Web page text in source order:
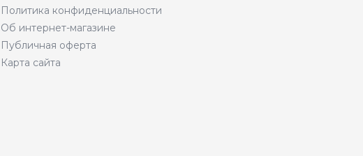
Политика конфиденциальности
Об интернет-магазине
Публичная оферта
Карта сайта